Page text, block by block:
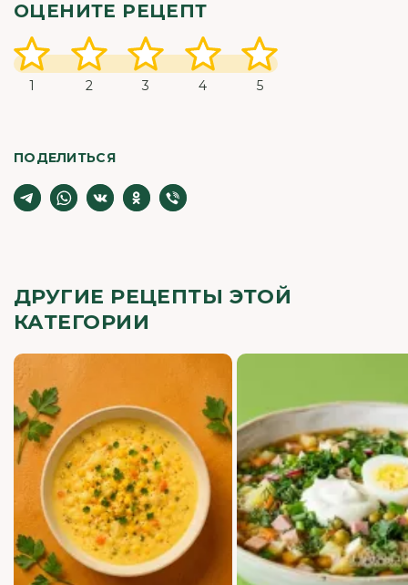
ОЦЕНИТЕ РЕЦЕПТ
1 2 3 4 5
ПОДЕЛИТЬСЯ
ДРУГИЕ РЕЦЕПТЫ ЭТОЙ
КАТЕГОРИИ